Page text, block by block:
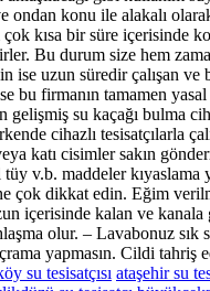
ondan konu ile alakalı
çok kısa bir süre
Bu durum size hem
ise uzun süredir çalışan ve
bu firmanın tamamen
gelişmiş su kaçağı bulma
cihazlı tesisatçılarla
katı cisimler sakın
v.b. maddeler kıyaslama
çok dikkat edin. Eğim
içerisinde kalan ve
olur. – Lavabonuz sık
yapmasın. Cildi tahriş
su tesisatçısı ataşehir su